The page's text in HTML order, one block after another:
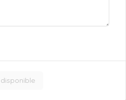
Croissant Solo